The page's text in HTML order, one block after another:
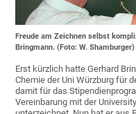
Freude am Zeichnen selbst
Bringmann. (Foto: W. Shamburger)
Erst kürzlich hatte Gerhard
Chemie der Uni Würzburg für
damit für das
Vereinbarung mit der